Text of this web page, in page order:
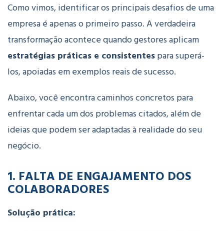
Como vimos, identificar os principais desafios de uma
empresa é apenas o primeiro passo. A verdadeira
transformação acontece quando gestores aplicam
estratégias práticas e consistentespara superá-
los, apoiadas em exemplos reais de sucesso.
Abaixo, você encontra caminhos concretos para
enfrentar cada um dos problemas citados, além de
ideias que podem ser adaptadas à realidade do seu
negócio.
1. FALTA DE ENGAJAMENTO DOS
COLABORADORES
Solução prática: